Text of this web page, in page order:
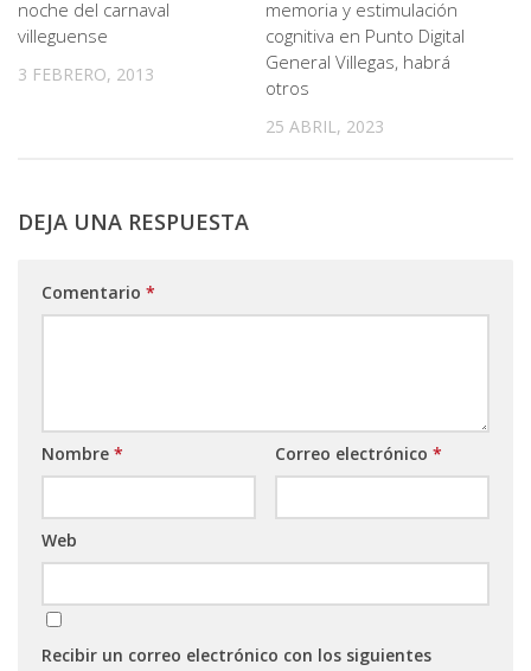
noche del carnaval
villeguense
3 FEBRERO, 2013
memoria y estimulación
cognitiva en Punto Digital
General Villegas, habrá
otros
25 ABRIL, 2023
DEJA UNA RESPUESTA
Comentario *
Nombre * Correo electrónico *
Web
Recibir un correo electrónico con los siguientes